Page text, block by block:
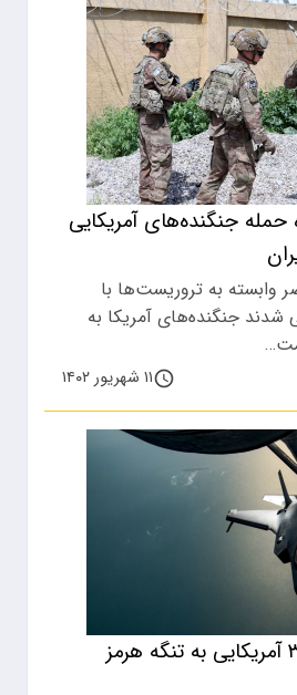
جنگنده‌های آمریکایی
وابسته به تروریست‌ها با
شدند جنگنده‌های آمریکا به
۱۱ شهریور ۱۴۰۲
جنگنده های اف۳۵ آمریکایی به تنگه هرمز